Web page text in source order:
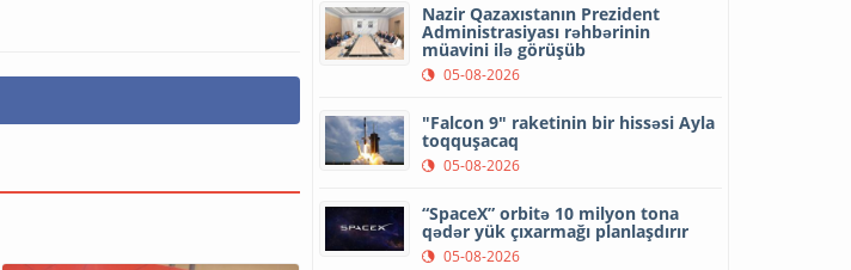
Nazir Qazaxıstanın Prezident
Administrasiyası rəhbərinin
müavini ilə görüşüb
05-08-2026
"Falcon 9" raketinin bir hissəsi Ayla
toqquşacaq
05-08-2026
“SpaceX” orbitə 10 milyon tona
qədər yük çıxarmağı planlaşdırır
05-08-2026